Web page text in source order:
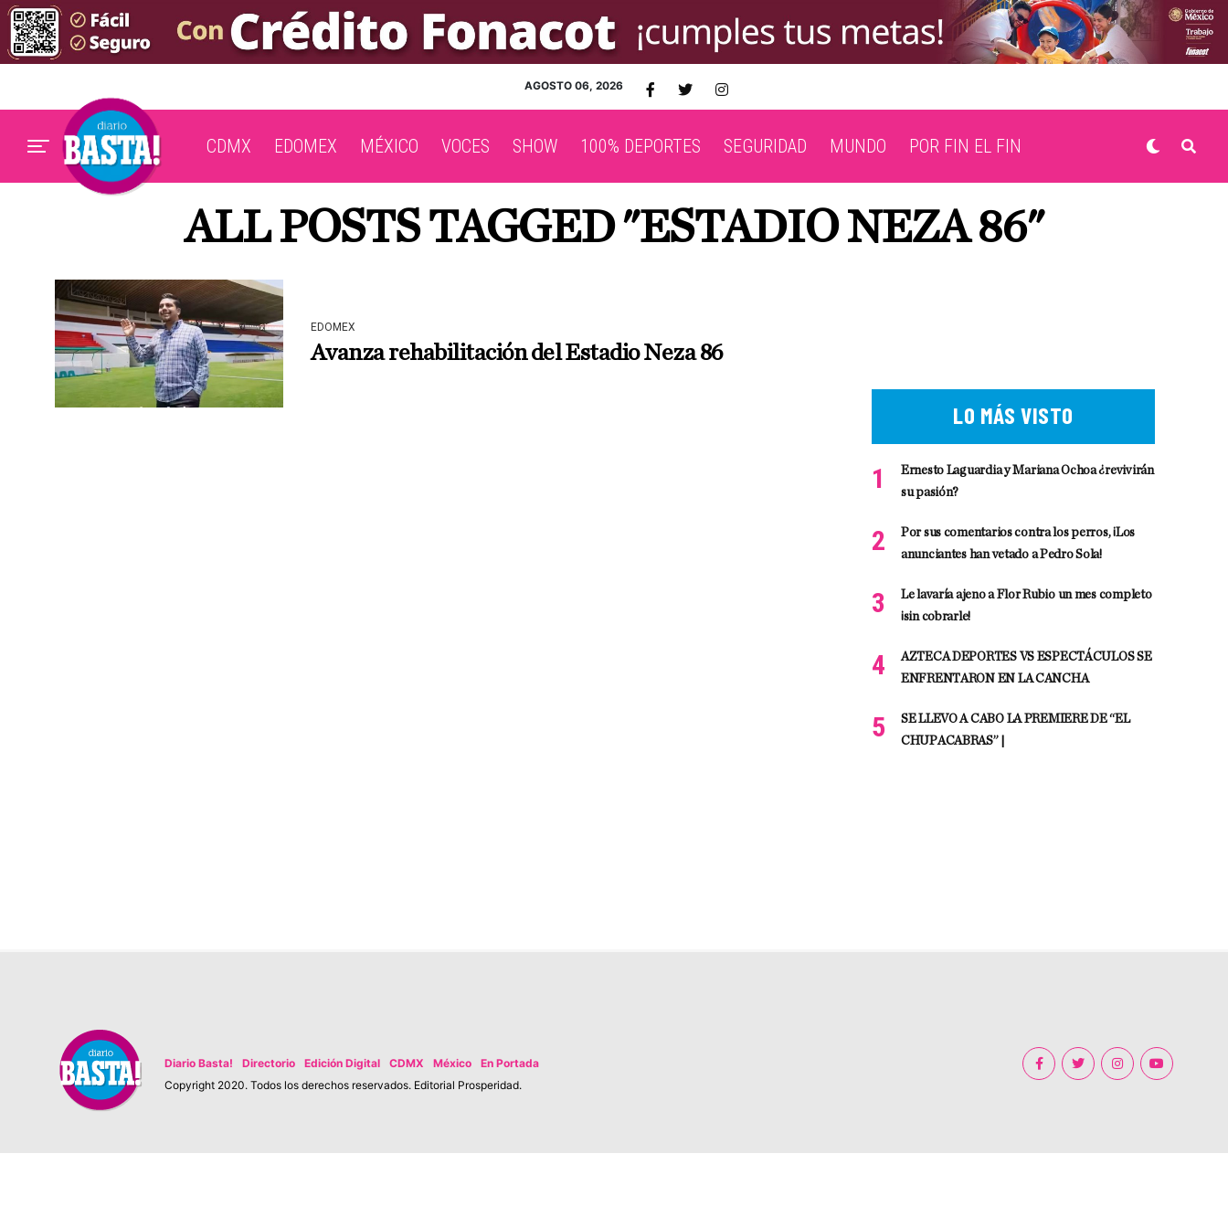
AGOSTO 06, 2026
CDMX EDOMEX MÉXICO VOCES SHOW 100% DEPORTES SEGURIDAD MUNDO POR FIN EL FIN
ALL POSTS TAGGED "ESTADIO NEZA 86"
EDOMEX
Avanza rehabilitación del Estadio Neza 86
LO MÁS VISTO
Ernesto Laguardia y Mariana Ochoa ¿revivirán
su pasión?
Por sus comentarios contra los perros, ¡Los
anunciantes han vetado a Pedro Sola!
Le lavaría ajeno a Flor Rubio un mes completo
¡sin cobrarle!
AZTECA DEPORTES VS ESPECTÁCULOS SE
ENFRENTARON EN LA CANCHA
SE LLEVO A CABO LA PREMIERE DE “EL
CHUPACABRAS” |
Diario Basta! Directorio Edición Digital CDMX México
En Portada
Copyright 2020. Todos los derechos reservados. Editorial Prosperidad.